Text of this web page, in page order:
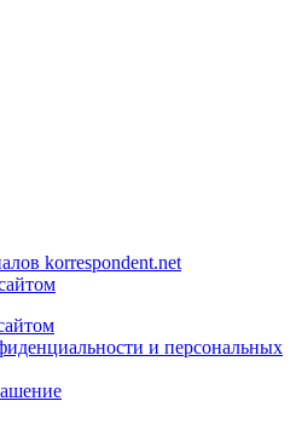
korrespondent.net
и персональных